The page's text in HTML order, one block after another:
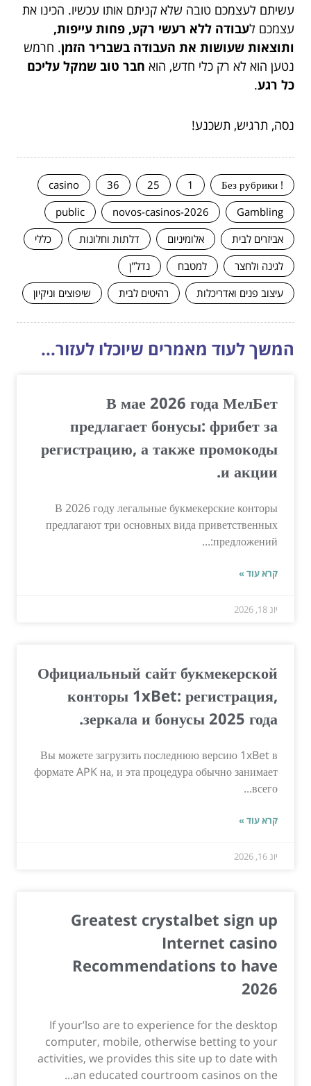
עשיתם לעצמכם טובה שלא קניתם אותו עכשיו. הכינו את
עצמכם לעבודה ללא רעשי רקע, פחות עייפות,
ותוצאות שעושות את העבודה בשבריר הזמן. חרמש
נטען הוא לא רק כלי חדש, הוא חבר טוב שמקל עליכם
כל רגע.
נסה, תרגיש, תשכנע!
! Без рубрики
1
25
36
casino
Gambling
novos-casinos-2026
public
אביזרים לבית
אלומיניום דלתות וחלונות
כללי
לגינה ולחצר
למטבח
נדל"ן
עיצוב פנים ואדריכלות
רהיטים לבית שיפוצים וניקיון
המשך לעוד מאמרים שיוכלו לעזור...
В мае 2026 года МелБет
предлагает бонусы: фрибет за
регистрацию, а также промокоды
и акции.
В 2026 году легальные букмекерские конторы
предлагают три основных вида приветственных
предложений:...
קרא עוד »
יונ 18, 2026
Официальный сайт букмекерской
конторы 1xBet: регистрация,
зеркала и бонусы 2025 года.
Вы можете загрузить последнюю версию 1xBet в
формате APK на, и эта процедура обычно занимает
всего...
קרא עוד »
יונ 16, 2026
Greatest crystalbet sign up
Internet casino
Recommendations to have
2026
If your’lso are to experience for the desktop
computer, mobile, otherwise betting to your
activities, we provides this site up to date with
an educated courtroom casinos on the...